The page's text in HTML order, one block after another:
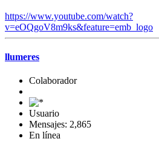
https://www.youtube.com/watch?
v=eOQgoV8m9ks&feature=emb_logo
llumeres
Colaborador
Usuario
Mensajes: 2,865
En línea